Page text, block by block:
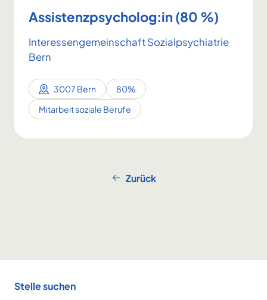
Assistenzpsycholog:in (80 %)
Interessengemeinschaft Sozialpsychiatrie
Bern
3007 Bern
80%
Mitarbeit soziale Berufe
Zurück
Stelle suchen